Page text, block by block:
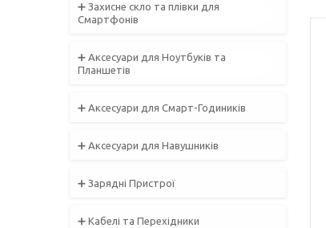
➕ Захисне скло та плівки для
Смартфонів
➕ Аксесуари для Ноутбуків та
Планшетів
➕ Аксесуари для Смарт-Годиників
➕ Аксесуари для Навушників
➕ Зарядні Пристрої
➕ Кабелі та Перехідники